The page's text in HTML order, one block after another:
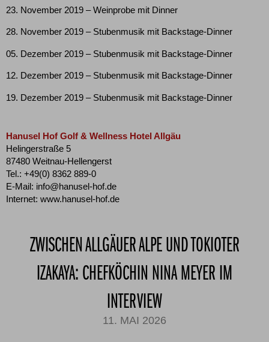
23. November 2019 – Weinprobe mit Dinner
28. November 2019 – Stubenmusik mit Backstage-Dinner
05. Dezember 2019 – Stubenmusik mit Backstage-Dinner
12. Dezember 2019 – Stubenmusik mit Backstage-Dinner
19. Dezember 2019 – Stubenmusik mit Backstage-Dinner
Hanusel Hof Golf & Wellness Hotel Allgäu
Helingerstraße 5
87480 Weitnau-Hellengerst
Tel.: +49(0) 8362 889-0
E-Mail: info@hanusel-hof.de
Internet: www.hanusel-hof.de
ZWISCHEN ALLGÄUER ALPE UND TOKIOTER
IZAKAYA: CHEFKÖCHIN NINA MEYER IM
INTERVIEW
11. MAI 2026